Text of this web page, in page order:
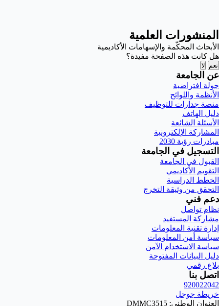
المنشورات العلمية
الأبحاث المحكّمة والإسهامات الأكاديمية
هل كانت هذه الصفحة مفيدة؟
نعم لا
عن الجامعة
جولة افتراضية
الأنظمة واللوائح
منصة جدارات للتوظيف
دليل الهاتف
الأسئلة الشائعة
المشاركة الإلكترونية
مبادرات رؤية 2030
التسجيل في الجامعة
القبول في الجامعة
التقويم الأكاديمي
الخطط الدراسية
التحقق من وثيقة التخرج
دعم فني
نظام تواصل
مشاركة المستفيد
إدارة تقنية المعلومات
سياسة أمن المعلومات
سياسة الاستخدام الآمن
دليل البيانات المفتوحة
بلاغ رقمي
اتصل بنا
920022042
خريطة جوجل
العنوان الوطني: DMMC3515